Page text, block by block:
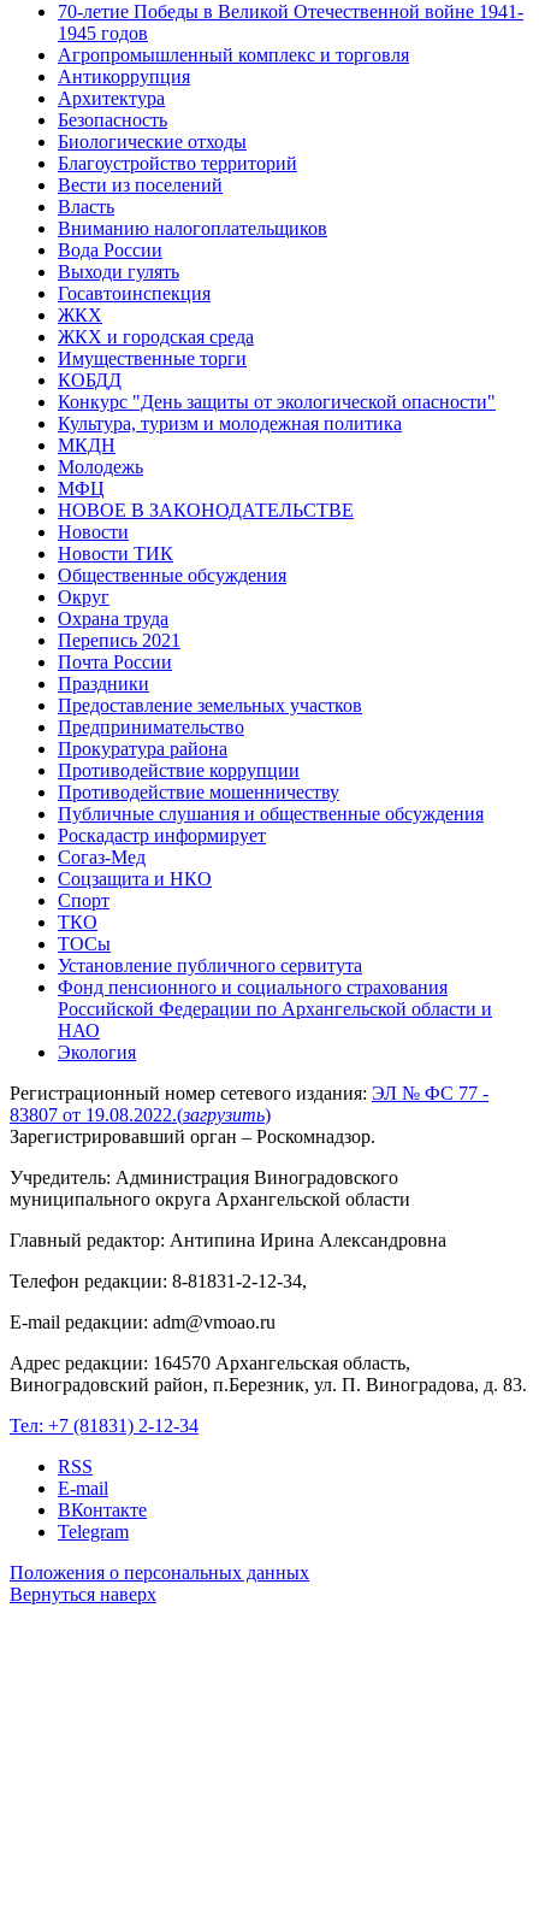
70-летие Победы в Великой Отечественной войне 1941-
1945 годов
Агропромышленный комплекс и торговля
Антикоррупция
Архитектура
Безопасность
Биологические отходы
Благоустройство территорий
Вести из поселений
Власть
Вниманию налогоплательщиков
Вода России
Выходи гулять
Госавтоинспекция
ЖКХ
ЖКХ и городская среда
Имущественные торги
КОБДД
Конкурс "День защиты от экологической опасности"
Культура, туризм и молодежная политика
МКДН
Молодежь
МФЦ
НОВОЕ В ЗАКОНОДАТЕЛЬСТВЕ
Новости
Новости ТИК
Общественные обсуждения
Округ
Охрана труда
Перепись 2021
Почта России
Праздники
Предоставление земельных участков
Предпринимательство
Прокуратура района
Противодействие коррупции
Противодействие мошенничеству
Публичные слушания и общественные обсуждения
Роскадастр информирует
Согаз-Мед
Соцзащита и НКО
Спорт
ТКО
ТОСы
Установление публичного сервитута
Фонд пенсионного и социального страхования
Российской Федерации по Архангельской области и
НАО
Экология
Регистрационный номер сетевого издания: ЭЛ № ФС 77 -
83807 от 19.08.2022.(загрузить)
Зарегистрировавший орган – Роскомнадзор.
Учредитель: Администрация Виноградовского
муниципального округа Архангельской области
Главный редактор: Антипина Ирина Александровна
Телефон редакции: 8-81831-2-12-34,
E-mail редакции: adm@vmoao.ru
Адрес редакции: 164570 Архангельская область,
Виноградовский район, п.Березник, ул. П. Виноградова, д. 83.
Тел: +7 (81831) 2-12-34
RSS
E-mail
ВКонтакте
Telegram
Положения о персональных данных
Вернуться наверх